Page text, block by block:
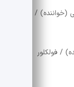
/
/ فولکلور